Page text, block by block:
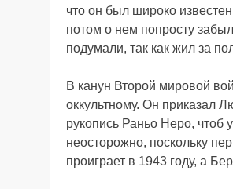
что он был широко
потом о нем попросту
подумали, так как жил за
В канун Второй мировой
оккультному. Он приказал
рукопись Раньо Неро, чтоб
неосторожно, поскольку
проиграет в 1943 году, а